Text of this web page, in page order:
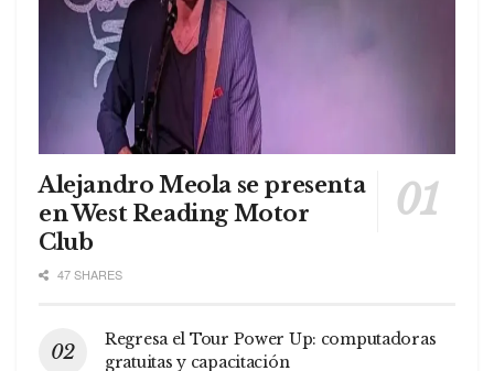
Alejandro Meola se presenta
en West Reading Motor
Club
47 SHARES
Regresa el Tour Power Up: computadoras
gratuitas y capacitación